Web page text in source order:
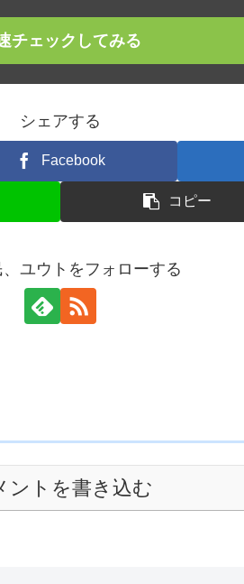
チェックしてみる
シェアする
Facebook
コピー
ユウトをフォローする
ントを書き込む